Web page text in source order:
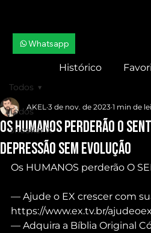
Whatsapp
Histórico
Todos
Snooker X
Todos
Os HUMANOS perderão O
DEPRESSÃO sem Evolução
AKEL 3 de nov. de 2023 1 min de
Os HUMANOS perderão O
— Ajude o EX crescer com
https://www.ex.tv.br/ajudeoex
— Adquira a Bíblia Original